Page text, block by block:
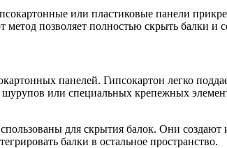
или пластиковые панели
позволяет полностью скрыть балки и
панелей. Гипсокартон легко
или специальных крепежных
для скрытия балок. Они
балки в остальное пространство.